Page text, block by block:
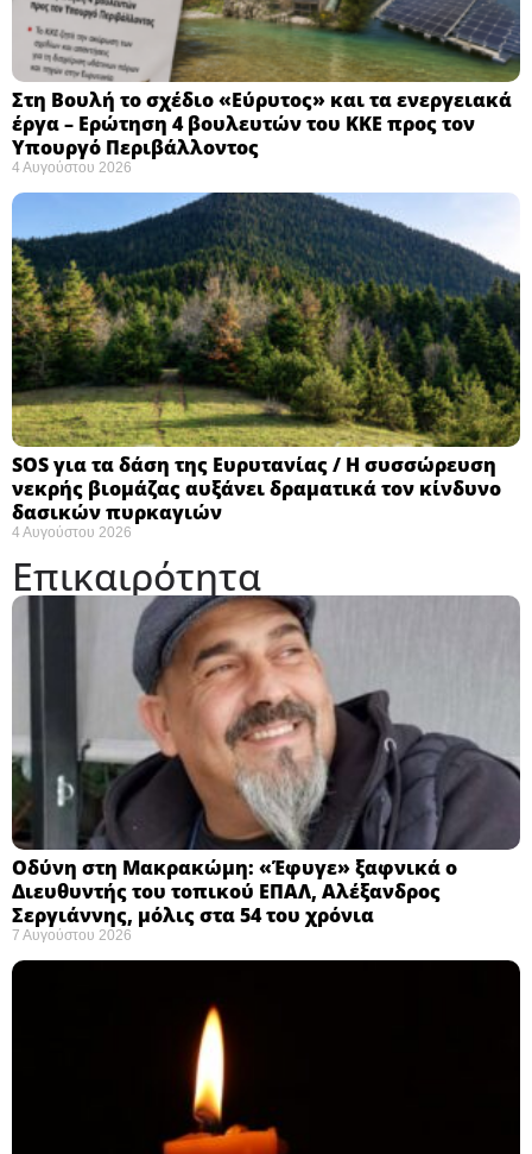
Στη Βουλή το σχέδιο «Εύρυτος» και τα ενεργειακά
έργα – Ερώτηση 4 βουλευτών του ΚΚΕ προς τον
Υπουργό Περιβάλλοντος
4 Αυγούστου 2026
SOS για τα δάση της Ευρυτανίας / Η συσσώρευση
νεκρής βιομάζας αυξάνει δραματικά τον κίνδυνο
δασικών πυρκαγιών
4 Αυγούστου 2026
Επικαιρότητα
Οδύνη στη Μακρακώμη: «Έφυγε» ξαφνικά ο
Διευθυντής του τοπικού ΕΠΑΛ, Αλέξανδρος
Σεργιάννης, μόλις στα 54 του χρόνια
7 Αυγούστου 2026